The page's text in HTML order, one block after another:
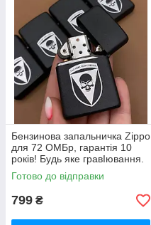
Бензинова запальничка Zippo
для 72 ОМБр, гарантія 10
років! Будь яке гравІювання.
Є наложка. Неперевершена
якість. Є наложка
Готово до відправки
799 ₴